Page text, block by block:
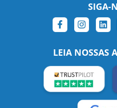
SIGA-
LEIA NOSSAS